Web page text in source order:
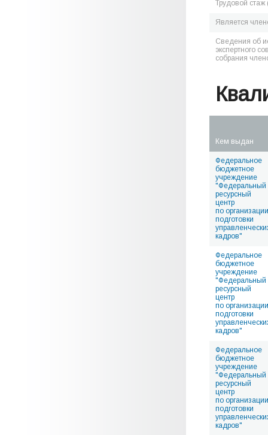
Трудовой стаж
Является
Сведения об
экспертного
собрания
Кем выдан
Федеральное
бюджетное
учреждение
"Федеральный
ресурсный
центр
по организации
подготовки
кадров"
Федеральное
бюджетное
учреждение
"Федеральный
ресурсный
центр
по организации
подготовки
кадров"
Федеральное
бюджетное
учреждение
"Федеральный
ресурсный
центр
по организации
подготовки
кадров"